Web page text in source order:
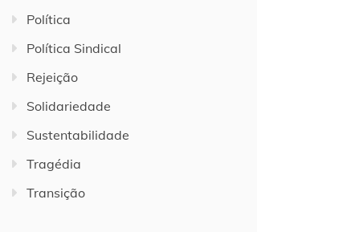
Política
Política Sindical
Rejeição
Solidariedade
Sustentabilidade
Tragédia
Transição